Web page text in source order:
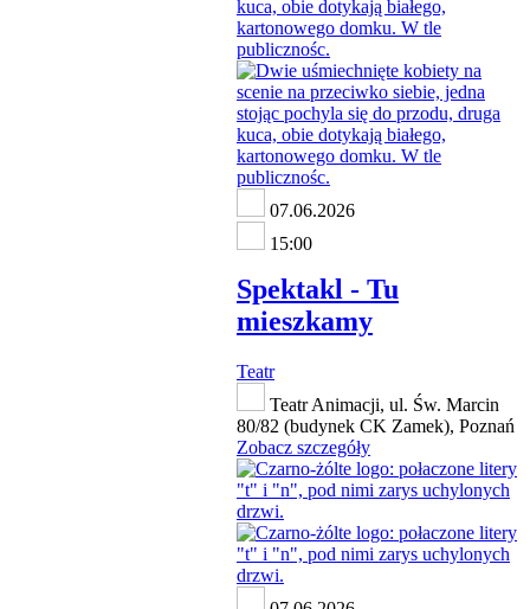
07.06.2026
15:00
Spektakl - Tu
mieszkamy
Teatr
Teatr Animacji, ul. Św. Marcin
80/82 (budynek CK Zamek), Poznań
Zobacz szczegóły